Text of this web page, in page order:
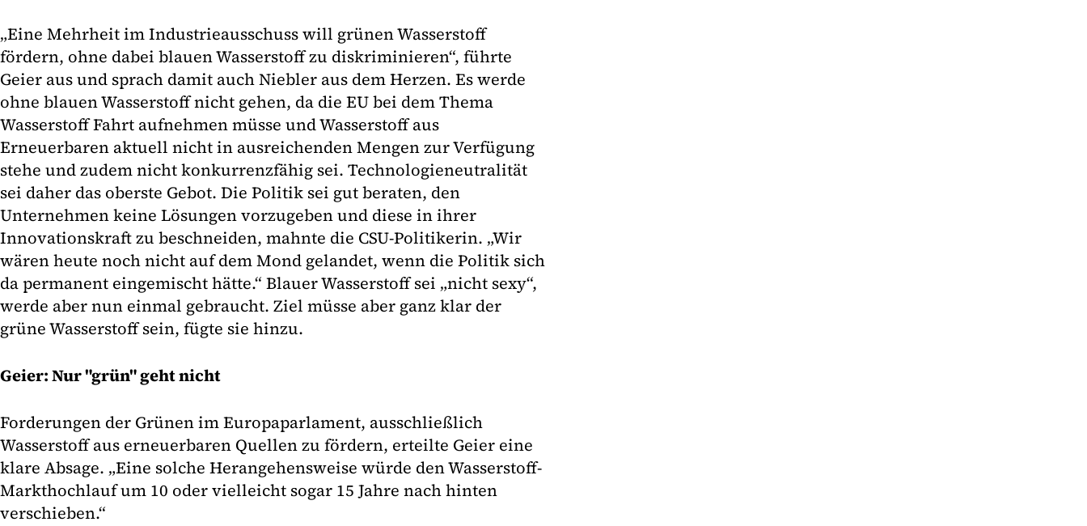
„Eine Mehrheit im Industrieausschuss will grünen Wasserstoff
fördern, ohne dabei blauen Wasserstoff zu diskriminieren“, führte
Geier aus und sprach damit auch Niebler aus dem Herzen. Es werde
ohne blauen Wasserstoff nicht gehen, da die EU bei dem Thema
Wasserstoff Fahrt aufnehmen müsse und Wasserstoff aus
Erneuerbaren aktuell nicht in ausreichenden Mengen zur Verfügung
stehe und zudem nicht konkurrenzfähig sei. Technologieneutralität
sei daher das oberste Gebot. Die Politik sei gut beraten, den
Unternehmen keine Lösungen vorzugeben und diese in ihrer
Innovationskraft zu beschneiden, mahnte die CSU-Politikerin. „Wir
wären heute noch nicht auf dem Mond gelandet, wenn die Politik sich
da permanent eingemischt hätte.“ Blauer Wasserstoff sei „nicht sexy“,
werde aber nun einmal gebraucht. Ziel müsse aber ganz klar der
grüne Wasserstoff sein, fügte sie hinzu.
Geier: Nur "grün" geht nicht
Forderungen der Grünen im Europaparlament, ausschließlich
Wasserstoff aus erneuerbaren Quellen zu fördern, erteilte Geier eine
klare Absage. „Eine solche Herangehensweise würde den Wasserstoff-
Markthochlauf um 10 oder vielleicht sogar 15 Jahre nach hinten
verschieben.“